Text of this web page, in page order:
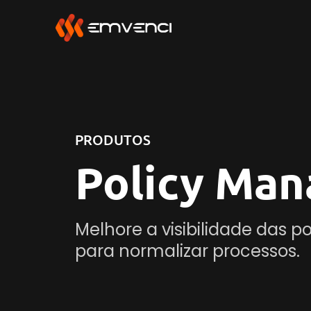
PRODUTOS
Policy
Melhore a visibilidade das
para normalizar processos.